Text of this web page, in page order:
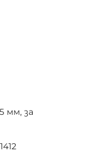
мм, за